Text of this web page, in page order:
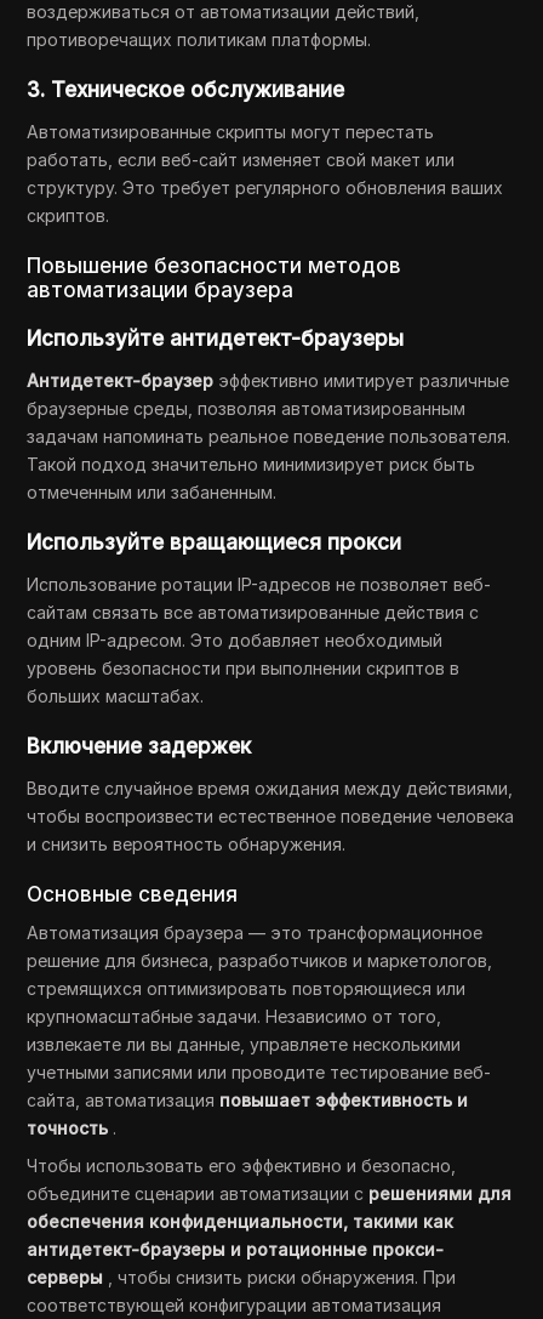
воздерживаться от автоматизации действий,
противоречащих политикам платформы.
3. Техническое обслуживание
Автоматизированные скрипты могут перестать
работать, если веб-сайт изменяет свой макет или
структуру. Это требует регулярного обновления ваших
скриптов.
Повышение безопасности методов
автоматизации браузера
Используйте антидетект-браузеры
Антидетект-браузер эффективно имитирует различные
браузерные среды, позволяя автоматизированным
задачам напоминать реальное поведение пользователя.
Такой подход значительно минимизирует риск быть
отмеченным или забаненным.
Используйте вращающиеся прокси
Использование ротации IP-адресов не позволяет веб-
сайтам связать все автоматизированные действия с
одним IP-адресом. Это добавляет необходимый
уровень безопасности при выполнении скриптов в
больших масштабах.
Включение задержек
Вводите случайное время ожидания между действиями,
чтобы воспроизвести естественное поведение человека
и снизить вероятность обнаружения.
Основные сведения
Автоматизация браузера — это трансформационное
решение для бизнеса, разработчиков и маркетологов,
стремящихся оптимизировать повторяющиеся или
крупномасштабные задачи. Независимо от того,
извлекаете ли вы данные, управляете несколькими
учетными записями или проводите тестирование веб-
сайта, автоматизация повышает эффективность и
точность .
Чтобы использовать его эффективно и безопасно,
объедините сценарии автоматизации с решениями для
обеспечения конфиденциальности, такими как
антидетект-браузеры и ротационные прокси-
серверы
, чтобы снизить риски обнаружения. При
соответствующей конфигурации автоматизация